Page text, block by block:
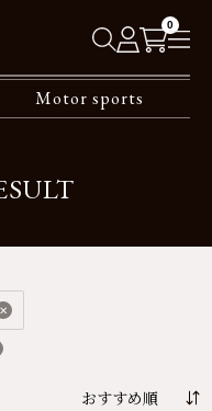
0
Motor sports